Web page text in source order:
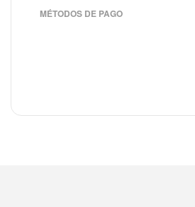
MÉTODOS DE PAGO